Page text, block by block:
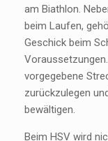
am Biathlon.
beim Laufen,
Geschick beim
vorgegebene
zurückzulegen
bewältigen.
Beim HSV wird